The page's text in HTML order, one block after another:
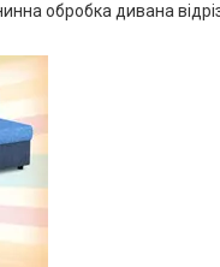
обробка дивана